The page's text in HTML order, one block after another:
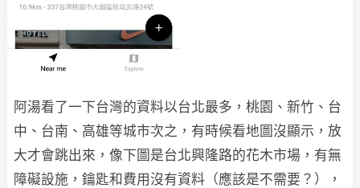
阿湯看了一下台灣的資料以台北最多，桃園、新竹、台
中、台南、高雄等城市次之，有時候看地圖沒顯示，放
大才會跳出來，像下圖是台北興隆路的花木市場，有無
障礙設施，鑰匙和費用沒有資料（應該是不需要？），